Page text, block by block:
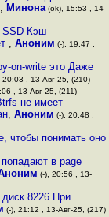
, Минона(ok), 15:53 , 14-
SSD Кэш
, Аноним (-), 19:47 ,
on-write это Даже
20:03 , 13-Авг-25, (210)
, 13-Авг-25, (211)
не имеет
,Аноним (-), 20:48 ,
чтобы понимать оно
в page
(-), 20:56 , 13-
8226 При
(-), 21:12 , 13-Авг-25, (217)